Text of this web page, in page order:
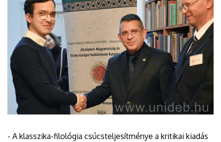
- A klasszika-filológia csúcsteljesítménye a kritikai kiadás